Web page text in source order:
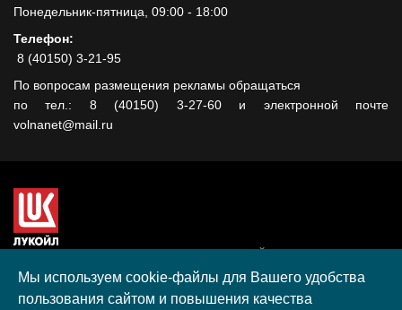
Понедельник-пятница, 09:00 - 18:00
Телефон:
8 (40150) 3-21-95
По вопросам размещения рекламы обращаться
по тел.: 8 (40150) 3-27-60 и электронной почте
volnanet@mail.ru
гранта, полученного в рамках XIII Конкурса социальных и
культурных проектов ПАО "ЛУКОЙЛ" на территории
Мы используем cookie-файлы для Вашего удобства
пользования сайтом и повышения качества